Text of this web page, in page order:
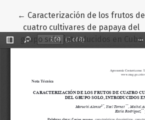
← Volver a los detalles del artículo
Caracterización de los frutos de
cuatro cultivares de papaya del
grupo solo, introducidos en Cuba